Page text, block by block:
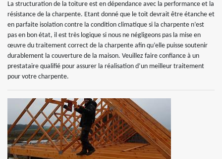
La structuration de la toiture est en dépendance avec la performance et la
résistance de la charpente. Etant donné que le toit devrait être étanche et
en parfaite isolation contre la condition climatique si la charpente n’est
pas en bon état, il est très logique si nous ne négligeons pas la mise en
œuvre du traitement correct de la charpente afin qu’elle puisse soutenir
durablement la couverture de la maison. Veuillez faire confiance à un
prestataire qualifié pour assurer la réalisation d’un meilleur traitement
pour votre charpente.